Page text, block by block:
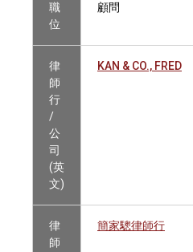
職
位
顧問
律
師
行
/
公
司
(英
文)
KAN & CO., FRED
律
師
簡家驄律師行